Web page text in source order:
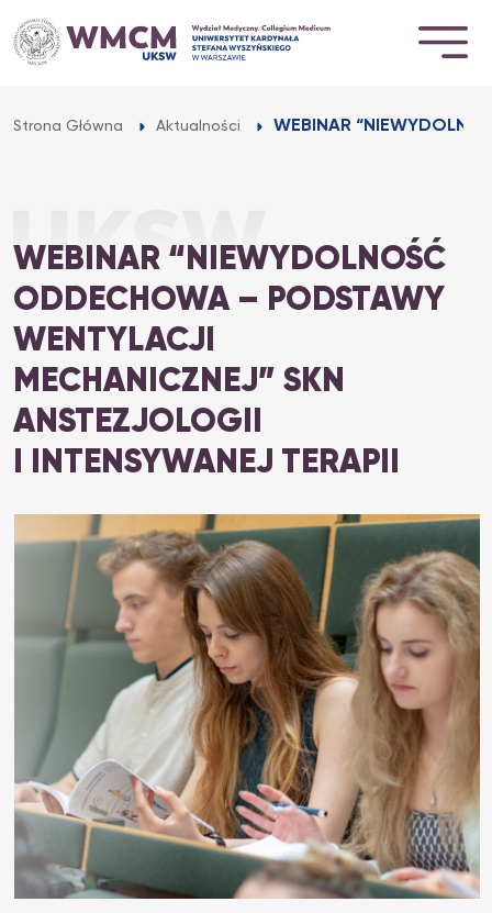
do
treści
Strona Główna Aktualności WEBINAR
WEBINAR “NIEWYDOLNOŚĆ
ODDECHOWA – PODSTAWY
WENTYLACJI
MECHANICZNEJ” SKN
ANSTEZJOLOGII
I INTENSYWANEJ TERAPII